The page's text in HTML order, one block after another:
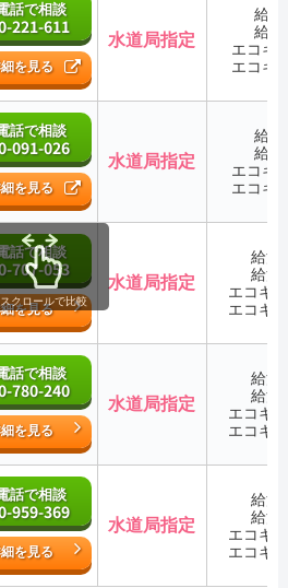
話で相談
221-611
を見る
水道局指定
給
給
エコキ
エコキ
話で相談
091-026
を見る
水道局指定
給
給
エコキ
エコキ
話で相談
707-053
を見る
水道局指定
給湯
給湯
エコキ
エコキ
話で相談
780-240
を見る
水道局指定
給湯
給湯
エコキ
エコキ
話で相談
959-369
を見る
水道局指定
給湯
給湯
エコキ
エコキ
スクロールで比較